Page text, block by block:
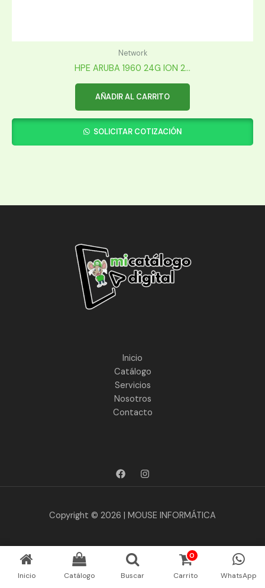
Network
HPE ARUBA 1960 24G ION 2...
AÑADIR AL CARRITO
SOLICITAR COTIZACIÓN
Inicio
Catálogo
Servicios
Nosotros
Contacto
Copyright © 2026 | MOUSE INFORMÁTICA
Inicio Catálogo Buscar
0
Carrito WhatsApp